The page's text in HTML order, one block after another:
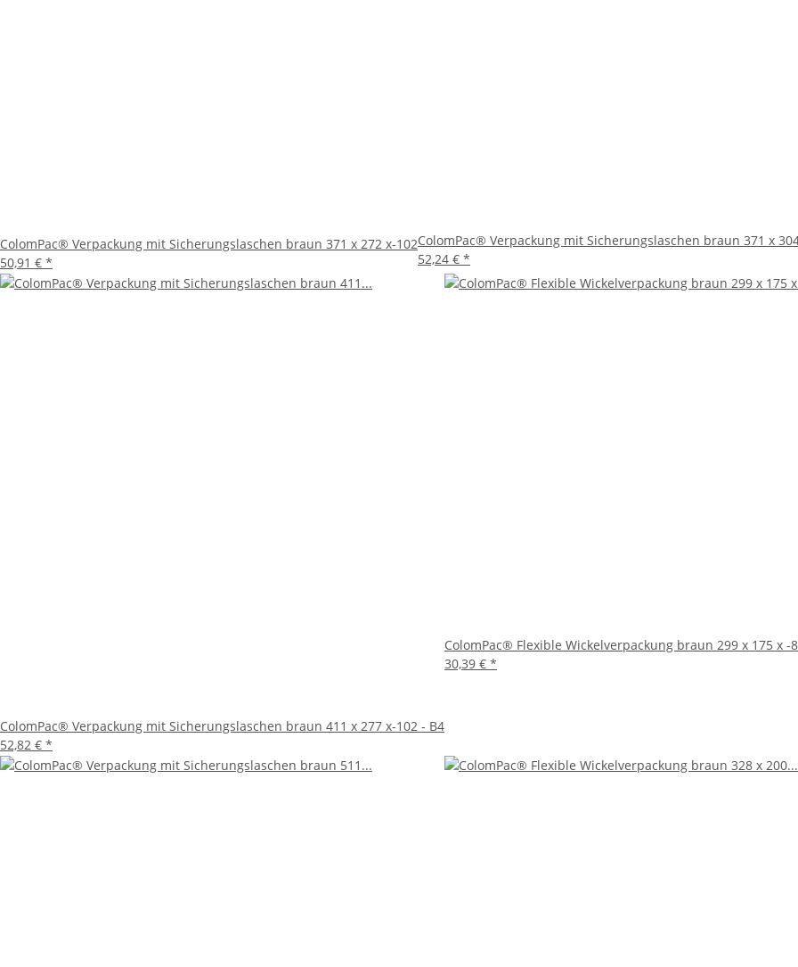
ColomPac® Verpackung mit Sicherungslaschen braun 371 x 272 x-102
50,91 € *
ColomPac® Verpackung mit Sicherungslaschen braun 371 x
52,24 € *
ColomPac® Verpackung mit Sicherungslaschen braun 411 x 277 x-102 - B4
52,82 € *
ColomPac® Flexible Wickelverpackung braun 299 x 175 x -
30,39 € *